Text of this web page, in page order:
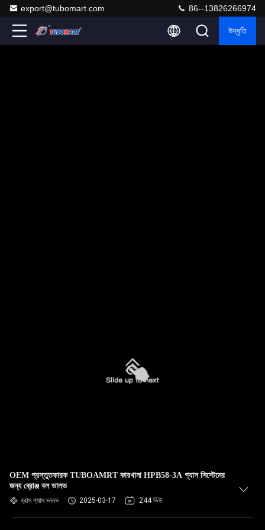
export@tubomart.com 86--13826266974
উদ্ধৃতি
OEM প্রস্তুতকারক TUBOAMRT কারখানা HPB58-3A গ্যাস সিস্টেমের
জন্য ব্রোঞ্জ বল ভালভ
ব্রাস গ্যাস ভালভ 2025-03-17 244 ভিউ